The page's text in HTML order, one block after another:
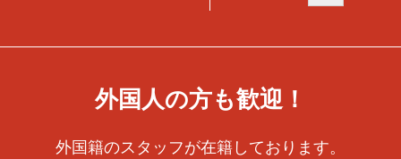
外国人の方も歓迎！
外国籍のスタッフが在籍しております。